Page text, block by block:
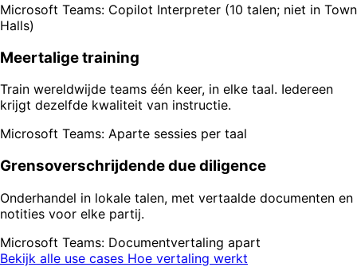
Microsoft Teams: Copilot Interpreter (10 talen; niet in Town
Halls)
Meertalige training
Train wereldwijde teams één keer, in elke taal. Iedereen
krijgt dezelfde kwaliteit van instructie.
Microsoft Teams: Aparte sessies per taal
Grensoverschrijdende due diligence
Onderhandel in lokale talen, met vertaalde documenten en
notities voor elke partij.
Microsoft Teams: Documentvertaling apart
Bekijk alle use cases Hoe vertaling werkt